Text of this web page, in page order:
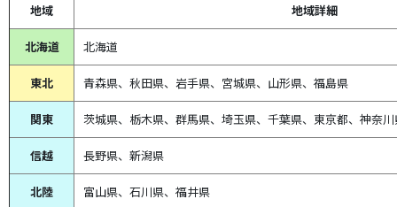
地域 地域詳細
北海道 北海道
東北 青森県、 秋田県、 岩手県、宮城県、山形県、福島県
関東 茨城県、栃木県、群馬県、埼玉県、千葉県、東京都、神奈
信越 長野県、新潟県
北陸 富山県、 石川県、 福井県